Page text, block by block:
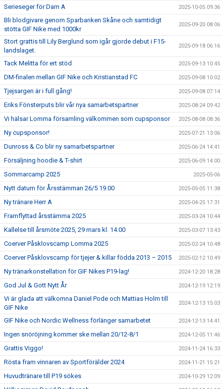
Serieseger för Dam A 2025-10-05 09:36
Bli blodgivare genom Sparbanken Skåne och samtidigt
stötta GIF Nike med 1000kr
2025-09-20 08:06
Stort grattis till Lily Berglund som igår gjorde debut i F15-
landslaget.
2025-09-18 06:16
Tack Melitta för ert stöd 2025-09-13 10:45
DM-finalen mellan GIF Nike och Kristianstad FC 2025-09-08 10:02
Tjejsargen är i full gång! 2025-09-08 07:14
Eriks Fönsterputs blir vår nya samarbetspartner 2025-08-24 09:42
Vi hälsar Lomma församling välkommen som cupsponsor 2025-08-08 08:36
Ny cupsponsor! 2025-07-21 13:06
Dunross & Co blir ny samarbetspartner 2025-06-24 14:41
Försäljning hoodie & T-shirt 2025-06-09 14:00
Sommarcamp 2025 2025-05-06
Nytt datum för Årsstämman 26/5 19.00 2025-05-05 11:38
Ny tränare Herr A 2025-04-25 17:31
Framflyttad årsstämma 2025 2025-03-24 10:44
Kallelse till årsmöte 2025, 29 mars kl. 14.00 2025-03-07 13:43
Coerver Påsklovscamp Lomma 2025 2025-02-24 10:48
Coerver Påsklovscamp för tjejer & killar födda 2013 – 2015 2025-02-12 10:49
Ny tränarkonstellation för GIF Nikes P19-lag! 2024-12-20 18:28
God Jul & Gott Nytt År 2024-12-19 12:19
Vi är glada att välkomna Daniel Pode och Mattias Holm till
GIF Nike
2024-12-13 15:03
GIF Nike och Nordic Wellness förlänger samarbetet 2024-12-13 14:41
Ingen snöröjning kommer ske mellan 20/12-8/1 2024-12-05 11:46
Grattis Viggo! 2024-11-24 16:33
Rösta fram vinnaren av Sportförälder 2024 2024-11-21 15:21
Huvudtränare till P19 sökes 2024-10-29 12:09